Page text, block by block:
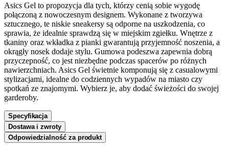
Asics Gel to propozycja dla tych, którzy cenią sobie wygodę
połączoną z nowoczesnym designem. Wykonane z tworzywa
sztucznego, te niskie sneakersy są odporne na uszkodzenia, co
sprawia, że idealnie sprawdzą się w miejskim zgiełku. Wnętrze z
tkaniny oraz wkładka z pianki gwarantują przyjemność noszenia, a
okrągły nosek dodaje stylu. Gumowa podeszwa zapewnia dobrą
przyczepność, co jest niezbędne podczas spacerów po różnych
nawierzchniach. Asics Gel świetnie komponują się z casualowymi
stylizacjami, idealne do codziennych wypadów na miasto czy
spotkań ze znajomymi. Wybierz je, aby dodać świeżości do swojej
garderoby.
Specyfikacja
Dostawa i zwroty
Odpowiedzialność za produkt